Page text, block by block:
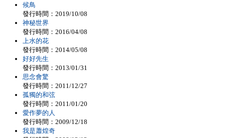
候鳥
發行時間：2019/10/08
神秘世界
發行時間：2016/04/08
上水的花
發行時間：2014/05/08
好好先生
發行時間：2013/01/31
思念會驚
發行時間：2011/12/27
孤獨的和弦
發行時間：2011/01/20
愛作夢的人
發行時間：2009/12/18
我是蕭煌奇